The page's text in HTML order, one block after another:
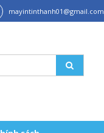
mayintinthanh01@gmail.com